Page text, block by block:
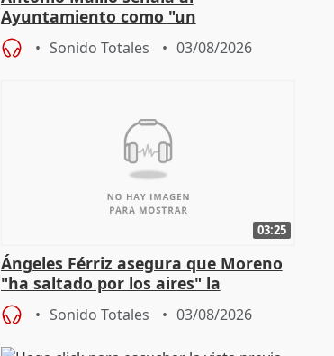
Ayuntamiento como "un
especulador más" sobre viviendas de
Jiménez Becerril
Sonido Totales 03/08/2026
03:25
Ángeles Férriz asegura que Moreno
"ha saltado por los aires" la
negociación tras acuerdo con SMA
Sonido Totales 03/08/2026